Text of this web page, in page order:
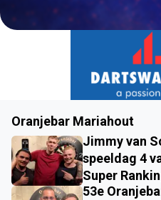
Oranjebar Mariahout
Jimmy van
speeldag 4
Super
53e